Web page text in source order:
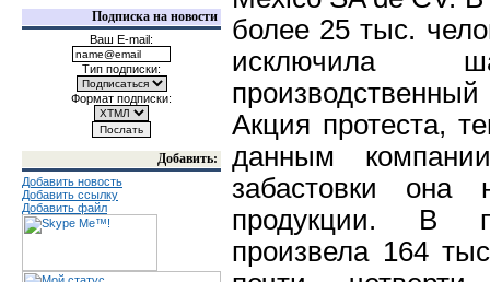
Подписка на новости
Ваш E-mail:
Тип подписки:
Формат подписки:
Добавить:
Добавить новость
Добавить ссылку
Добавить файл
более 25 тыс.
исключила
Акция протеста,
данным
забастовки она
продукции. В
произвела 164